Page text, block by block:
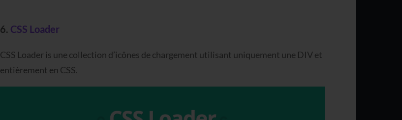
6. CSS Loader
CSS Loader is une collection d’icônes de chargement utilisant uniquement une DIV et
entièrement en CSS.